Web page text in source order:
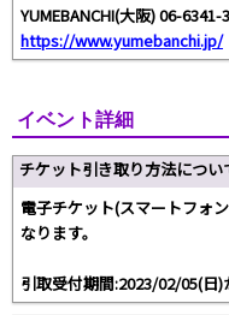
YUMEBANCHI(大阪) 06-
https://www.yumebanchi.jp/
イベント詳細
チケット引き取り方法につい
電子チケット(スマートフォ
なります。
引取受付期間:2023/02/05(日)